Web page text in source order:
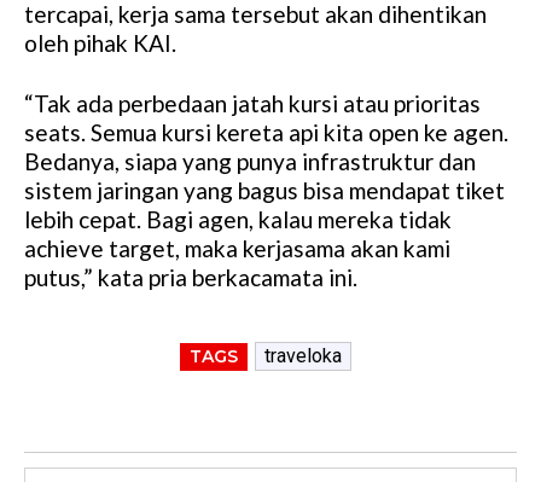
tercapai, kerja sama tersebut akan dihentikan
oleh pihak KAI.
“Tak ada perbedaan jatah kursi atau prioritas
seats. Semua kursi kereta api kita open ke agen.
Bedanya, siapa yang punya infrastruktur dan
sistem jaringan yang bagus bisa mendapat tiket
lebih cepat. Bagi agen, kalau mereka tidak
achieve target, maka kerjasama akan kami
putus,” kata pria berkacamata ini.
TAGS traveloka